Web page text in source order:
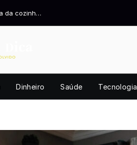
Pia da cozinha cheirando mal? Resolva definitivamente.
Dinheiro Saúde Tecnologia